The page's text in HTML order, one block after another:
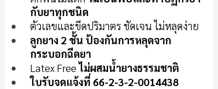
กับยาทุกชนิด
ตัวเลขและขีดปริมาตร ชัดเจน ไม่หลุดง่าย
ลูกยาง 2 ชั้น ป้องกันการหลุดจาก
กระบอกฉีดยา
Latex Freeไม่ผสมน้ำยางธรรมชาติ
ใบรับจดแจ้งที่ 66-2-3-2-0014438